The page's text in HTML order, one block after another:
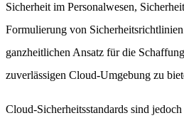
Sicherheit im Personalwesen,
Formulierung von
ganzheitlichen Ansatz für die
zuverlässigen Cloud-Umgebung zu
Cloud-Sicherheitsstandards sind